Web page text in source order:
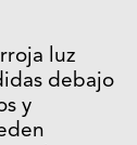
luz
debajo
y